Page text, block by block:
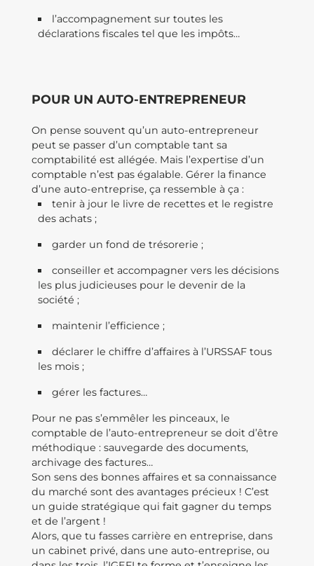
l’accompagnement sur toutes les
déclarations fiscales tel que les impôts…
POUR UN AUTO-ENTREPRENEUR
On pense souvent qu’un auto-entrepreneur
peut se passer d’un comptable tant sa
comptabilité est allégée. Mais l’expertise d’un
comptable n’est pas égalable. Gérer la finance
d’une auto-entreprise, ça ressemble à ça :
tenir à jour le livre de recettes et le registre
des achats ;
garder un fond de trésorerie ;
conseiller et accompagner vers les décisions
les plus judicieuses pour le devenir de la
société ;
maintenir l’efficience ;
déclarer le chiffre d’affaires à l’URSSAF tous
les mois ;
gérer les factures…
Pour ne pas s’emmêler les pinceaux, le
comptable de l’auto-entrepreneur se doit d’être
méthodique : sauvegarde des documents,
archivage des factures…
Son sens des bonnes affaires et sa connaissance
du marché sont des avantages précieux ! C’est
un guide stratégique qui fait gagner du temps
et de l’argent !
Alors, que tu fasses carrière en entreprise, dans
un cabinet privé, dans une auto-entreprise, ou